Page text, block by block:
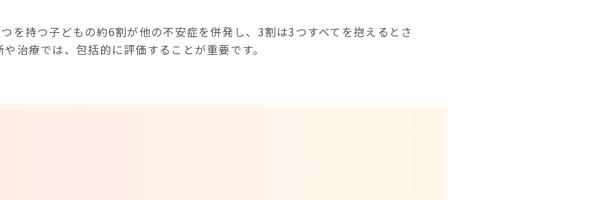
を持つ子どもの約6割が他の不安症を併発し、3割は3つすべてを抱えるとさ
治療では、包括的に評価することが重要です。